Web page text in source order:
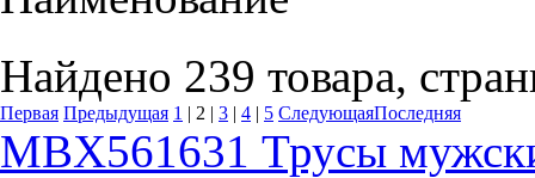
Найдено 239 товара,
Первая Предыдущая 1 | 2 | 3 | 4 | 5 СледующаяПоследняя
MBX561631 Трусы